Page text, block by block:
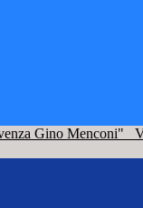
Gino Menconi"